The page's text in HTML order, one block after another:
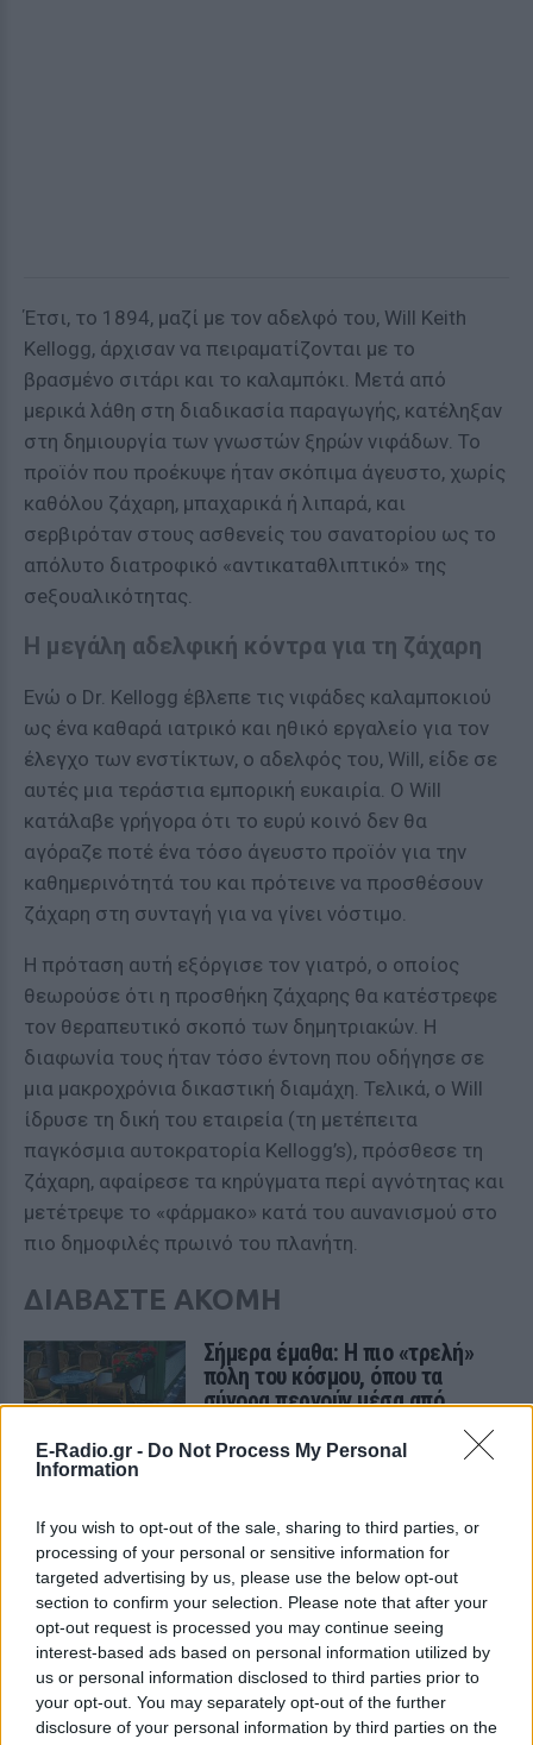
E-Radio.gr - Do Not Process My Personal
Information
If you wish to opt-out of the sale, sharing to third parties, or
processing of your personal or sensitive information for
targeted advertising by us, please use the below opt-out
section to confirm your selection. Please note that after your
opt-out request is processed you may continue seeing
interest-based ads based on personal information utilized by
us or personal information disclosed to third parties prior to
your opt-out. You may separately opt-out of the further
disclosure of your personal information by third parties on the
Έτσι, το 1894, μαζί με τον αδελφό του, Will Keith
Kellogg, άρχισαν να πειραματίζονται με το
βρασμένο σιτάρι και το καλαμπόκι. Μετά από
μερικά λάθη στη διαδικασία παραγωγής, κατέληξαν
στη δημιουργία των γνωστών ξηρών νιφάδων. Το
προϊόν που προέκυψε ήταν σκόπιμα άγευστο, χωρίς
καθόλου ζάχαρη, μπαχαρικά ή λιπαρά, και
σερβιρόταν στους ασθενείς του σανατορίου ως το
απόλυτο διατροφικό «αντικαταθλιπτικό» της
σeξουαλικότητας.
Η μεγάλη αδελφική κόντρα για τη ζάχαρη
Ενώ ο Dr. Kellogg έβλεπε τις νιφάδες καλαμποκιού
ως ένα καθαρά ιατρικό και ηθικό εργαλείο για τον
έλεγχο των ενστίκτων, ο αδελφός του, Will, είδε σε
αυτές μια τεράστια εμπορική ευκαιρία. Ο Will
κατάλαβε γρήγορα ότι το ευρύ κοινό δεν θα
αγόραζε ποτέ ένα τόσο άγευστο προϊόν για την
καθημερινότητά του και πρότεινε να προσθέσουν
ζάχαρη στη συνταγή για να γίνει νόστιμο.
Η πρόταση αυτή εξόργισε τον γιατρό, ο οποίος
θεωρούσε ότι η προσθήκη ζάχαρης θα κατέστρεφε
τον θεραπευτικό σκοπό των δημητριακών. Η
διαφωνία τους ήταν τόσο έντονη που οδήγησε σε
μια μακροχρόνια δικαστική διαμάχη. Τελικά, ο Will
ίδρυσε τη δική του εταιρεία (τη μετέπειτα
παγκόσμια αυτοκρατορία Kellogg’s), πρόσθεσε τη
ζάχαρη, αφαίρεσε τα κηρύγματα περί αγνότητας και
μετέτρεψε το «φάρμακο» κατά του αuνανισμού στο
πιο δημοφιλές πρωινό του πλανήτη.
ΔΙΑΒΑΣΤΕ ΑΚΟΜΗ
Σήμερα έμαθα: Η πιο «τρελή»
πόλη του κόσμου, όπου τα
σύνορα περνούν μέσα από
ΣΉΜΕΡΑ ΈΜΑΘΑ
Σήμερα έμαθα: Το κοτόπουλο
που έζησε 18 μήνες χωρίς
κεφάλι
ΣΉΜΕΡΑ ΈΜΑΘΑ
ΠΡΙΝ 9 ΕΒΔΟΜΆΔΕΣ